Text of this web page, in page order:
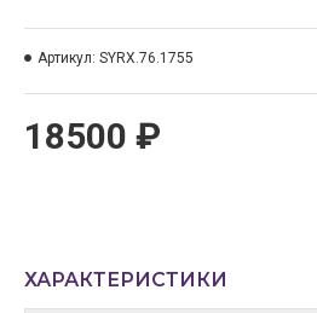
18500 ₽
Артикул: SYRX.76.1755
ХАРАКТЕРИСТИКИ